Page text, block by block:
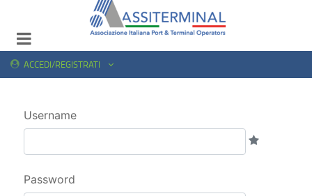
ACCEDI/REGISTRATI
Username
Password